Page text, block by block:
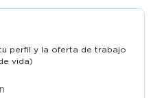
perfil y la oferta de trabajo
vida)​